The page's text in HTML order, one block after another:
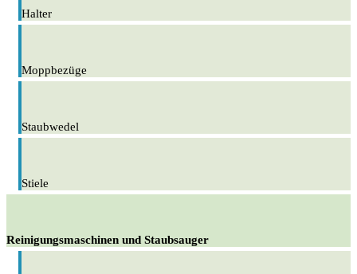
Halter
Moppbezüge
Staubwedel
Stiele
Reinigungsmaschinen und Staubsauger